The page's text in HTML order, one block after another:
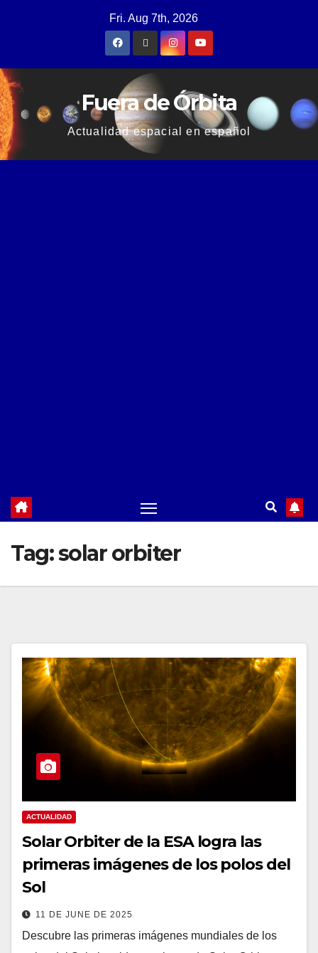
Fri. Aug 7th, 2026
Fuera de Órbita
Actualidad espacial en español
Tag:solar orbiter
ACTUALIDAD
Solar Orbiter de la ESA logra las
primeras imágenes de los polos del
Sol
11 DE JUNE DE 2025
Descubre las primeras imágenes mundiales de los